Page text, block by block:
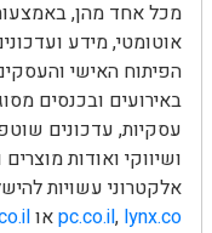
אוטומטי, מידע
הפיתוח האישי
באירועים ובכנסים
עסקיות, עדכונים
ושיווקי ואודות
אלקטרוני עשויות
pc.co.il, lynx.co או